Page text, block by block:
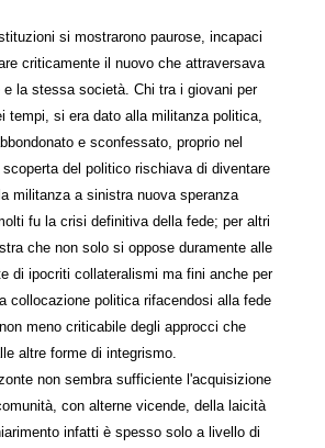
si mostrarono paurose, incapaci
criticamente il nuovo che attraversava
e la stessa società. Chi tra i giovani per
tempi, si era dato alla militanza politica,
e sconfessato, proprio nel
del politico rischiava di diventare
militanza a sinistra nuova speranza
fu la crisi definitiva della fede; per altri
che non solo si oppose duramente alle
di ipocriti collateralismi ma fini anche per
collocazione politica rifacendosi alla fede
meno criticabile degli approcci che
altre forme di integrismo.
non sembra sufficiente l'acquisizione
con alterne vicende, della laicità
infatti è spesso solo a livello di